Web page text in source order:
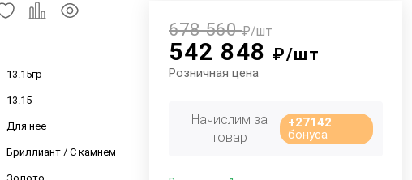
13.15гр
13.15
Для нее
Бриллиант / С камнем
542 848 ₽/шт
678 560₽/шт
Розничная цена
Начислим за
товар
+27142
бонуса